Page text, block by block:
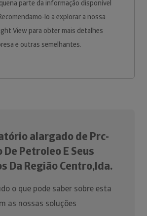
parte da informação disponível
lo a explorar a nossa
View para obter mais detalhes
e outras semelhantes.
alargado de Prc-
Petroleo E Seus
Da Região Centro,lda.
o que pode saber sobre esta
as nossas soluções